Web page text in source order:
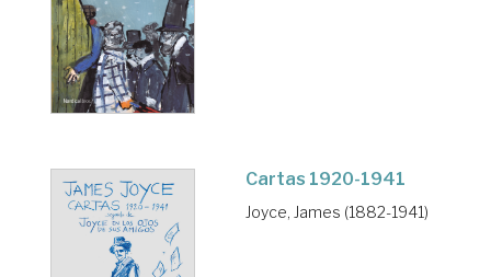
Cartas 1920-1941
Joyce, James (1882-1941)